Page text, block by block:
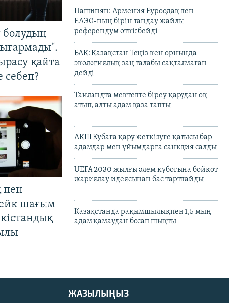
болудың
қайта
себеп?
пен
шағым
Пашинян: Армения Еуроодақ пен
ЕАЭО-ның бірін таңдау жайлы
референдум өткізбейді
БАҚ: Қазақстан Теңіз кен орнында
экологиялық заң талабы сақталмаған
дейді
Таиландта мектепте біреу қарудан оқ
атып, алты адам қаза тапты
АҚШ Кубаға қару жеткізуге қатысы бар
адамдар мен ұйымдарға санкция салды
UEFA 2030 жылғы әлем кубогына бойкот
жариялау идеясынан бас тартпайды
Қазақстанда рақымшылықпен 1,5 мың
адам қамаудан босап шықты
ЖАЗЫЛЫҢЫЗ